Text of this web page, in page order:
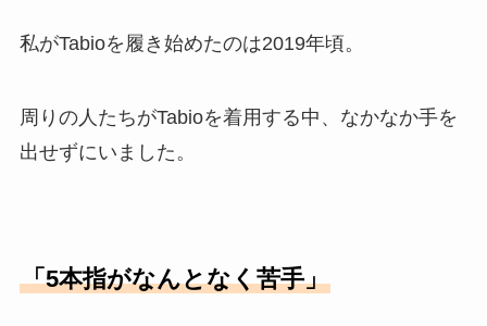
私がTabioを履き始めたのは2019年頃。
周りの人たちがTabioを着用する中、なかなか手を
出せずにいました。
「5本指がなんとなく苦手」